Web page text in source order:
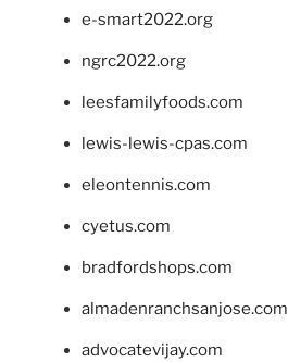
e-smart2022.org
ngrc2022.org
leesfamilyfoods.com
lewis-lewis-cpas.com
eleontennis.com
cyetus.com
bradfordshops.com
almadenranchsanjose.com
advocatevijay.com